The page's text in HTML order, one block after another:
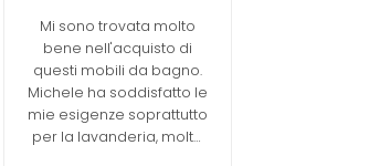
Mi sono trovata molto
bene nell'acquisto di
questi mobili da bagno.
Michele ha soddisfatto le
mie esigenze soprattutto
per la lavanderia, molto